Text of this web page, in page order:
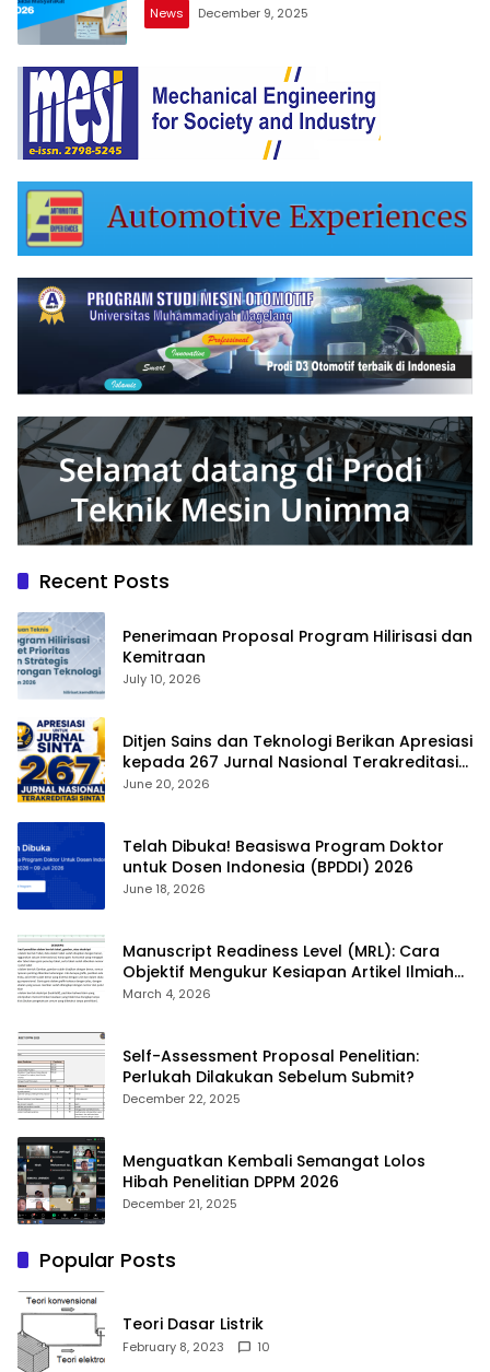
News December 9, 2025
Recent Posts
Penerimaan Proposal Program Hilirisasi dan
Kemitraan
July 10, 2026
Ditjen Sains dan Teknologi Berikan Apresiasi
kepada 267 Jurnal Nasional Terakreditasi
SINTA 1
June 20, 2026
Telah Dibuka! Beasiswa Program Doktor
untuk Dosen Indonesia (BPDDI) 2026
June 18, 2026
Manuscript Readiness Level (MRL): Cara
Objektif Mengukur Kesiapan Artikel Ilmiah
Anda
March 4, 2026
Self-Assessment Proposal Penelitian:
Perlukah Dilakukan Sebelum Submit?
December 22, 2025
Menguatkan Kembali Semangat Lolos
Hibah Penelitian DPPM 2026
December 21, 2025
Popular Posts
Teori Dasar Listrik
February 8, 2023 10